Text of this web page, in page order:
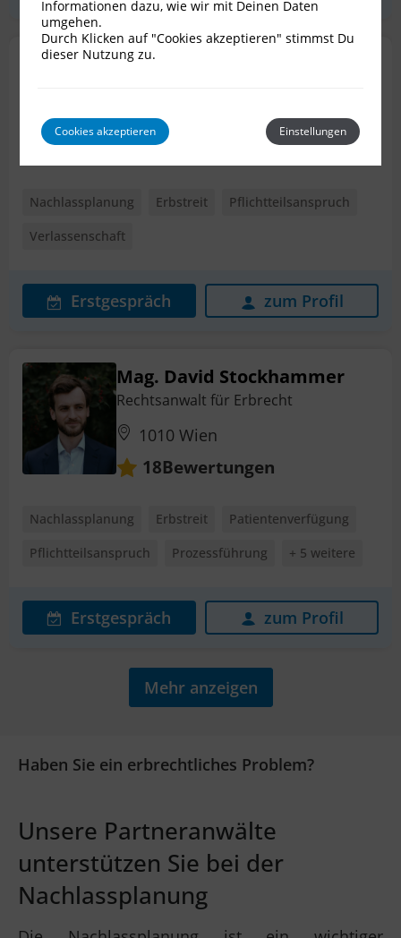
Mag. Maximilian Muthsam
3500 Krems
Nachlassplanung Erbstreit
Pflichtteilsanspruch
Verlassenschaft
Erstgespräch zum Profil
Mag. David Stockhammer
Rechtsanwalt für Erbrecht
1010 Wien
18Bewertungen
Nachlassplanung Erbstreit
Patientenverfügung
Pflichtteilsanspruch
Prozessführung + 5 weitere
Erstgespräch zum Profil
Mehr anzeigen
Haben Sie ein erbrechtliches Problem?
Unsere Partneranwälte
unterstützen Sie bei der
Nachlassplanung
Informationen dazu, wie wir mit Deinen Daten
umgehen.
Durch Klicken auf "Cookies akzeptieren" stimmst Du
dieser Nutzung zu.
Cookies akzeptieren Einstellungen